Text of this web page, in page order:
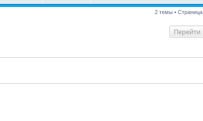
2 темы • Страница
Перейти